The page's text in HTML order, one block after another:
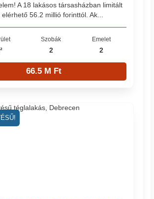
A 18 lakásos társasházban limitált
56.2 millió forinttól. Ak...
Szobák
2
Emelet
2
66.5 M Ft